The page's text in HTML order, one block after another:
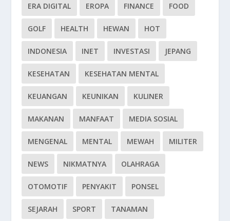
ERA DIGITAL EROPA FINANCE FOOD
GOLF HEALTH HEWAN HOT
INDONESIA INET INVESTASI JEPANG
KESEHATAN KESEHATAN MENTAL
KEUANGAN KEUNIKAN KULINER
MAKANAN MANFAAT MEDIA SOSIAL
MENGENAL MENTAL MEWAH MILITER
NEWS NIKMATNYA OLAHRAGA
OTOMOTIF PENYAKIT PONSEL
SEJARAH SPORT TANAMAN